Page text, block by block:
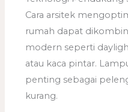
Cara arsitek
rumah dapat
modern seperti
atau kaca pintar.
penting sebagai
kurang.